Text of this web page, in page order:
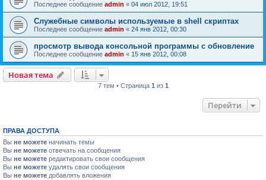
Последнее сообщение admin « 04 июл 2012, 19:51
Служебные символы используемые в shell скриптах
Последнее сообщение admin « 24 янв 2012, 00:30
просмотр вывода консольной программы с обновление
Последнее сообщение admin « 15 янв 2012, 00:08
Новая тема
7 тем • Страница 1 из 1
Перейти
ПРАВА ДОСТУПА
Вы не можете начинать темы
Вы не можете отвечать на сообщения
Вы не можете редактировать свои сообщения
Вы не можете удалять свои сообщения
Вы не можете добавлять вложения